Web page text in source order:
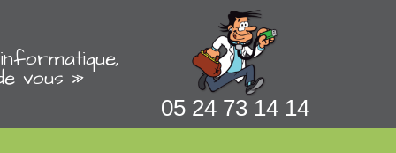
vous »
05 24 73 14 14